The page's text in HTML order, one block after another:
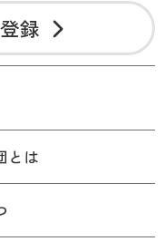
録
とは